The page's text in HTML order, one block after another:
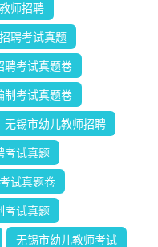
师招聘
聘考试真题
聘考试真题卷
制考试真题卷
无锡市幼儿教师招聘
考试真题
试真题卷
考试真题
无锡市幼儿教师考试